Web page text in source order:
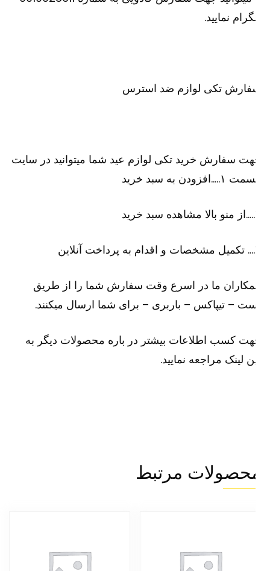
نمایید.
تکی لوازم ضد استرس
سفارش خرید تکی لوازم عید شما میتوانید در سایت
به سبد خرید
ما در اسرع وقت سفارش شما را از طریق
– تیپاکس – باربری – برای شما ارسال میکنند.
کسب اطلاعات بیشتر در باره محصولات دیگر به
لینک مراجعه نمایید.
مرتبط